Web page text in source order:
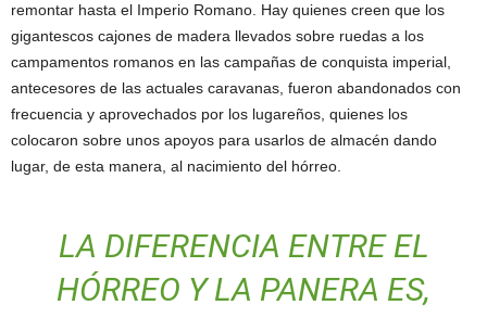
remontar hasta el Imperio Romano. Hay quienes creen que los
gigantescos cajones de madera llevados sobre ruedas a los
campamentos romanos en las campañas de conquista imperial,
antecesores de las actuales caravanas, fueron abandonados con
frecuencia y aprovechados por los lugareños, quienes los
colocaron sobre unos apoyos para usarlos de almacén dando
lugar, de esta manera, al nacimiento del hórreo.
LA DIFERENCIA ENTRE EL
HÓRREO Y LA PANERA ES,